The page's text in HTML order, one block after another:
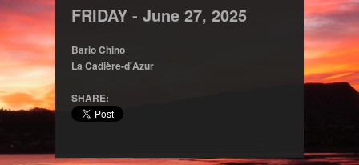
FRIDAY - June 27, 2025
Bario Chino
La Cadière-d'Azur
SHARE: